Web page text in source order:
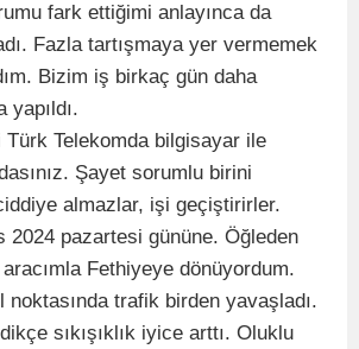
fark ettiğimi anlayınca da
Fazla tartışmaya yer vermemek
Bizim iş birkaç gün daha
yapıldı.
Türk Telekomda bilgisayar ile
Şayet sorumlu birini
almazlar, işi geçiştirirler.
2024 pazartesi gününe. Öğleden
Fethiyeye dönüyordum.
noktasında trafik birden yavaşladı.
sıkışıklık iyice arttı. Oluklu